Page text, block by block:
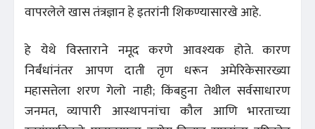
वापरलेले खास तंत्रज्ञान हे इतरांनी शिकण्यासारखे आहे.
हे येथे विस्ताराने नमूद करणे आवश्यक होते. कारण
निर्बंधांनंतर आपण दाती तृण धरून अमेरिकेसारख्या
महासत्तेला शरण गेलो नाही; किंबहुना तेथील सर्वसाधारण
जनमत, व्यापारी आस्थापनांचा कौल आणि भारताच्या